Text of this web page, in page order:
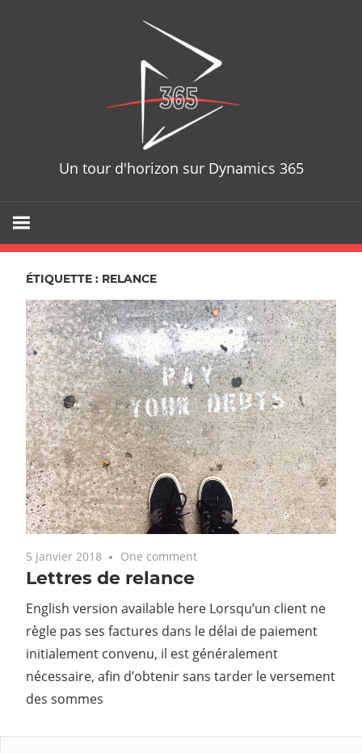
Un tour d'horizon sur Dynamics 365
ÉTIQUETTE : RELANCE
5 janvier 2018 One comment
Lettres de relance
English version available here Lorsqu’un client ne
règle pas ses factures dans le délai de paiement
initialement convenu, il est généralement
nécessaire, afin d’obtenir sans tarder le versement
des sommes